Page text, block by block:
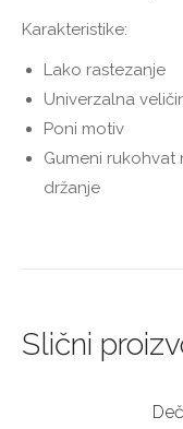
Karakteristike:
Lako rastezanje
Univerzalna
Poni motiv
Gumeni rukohvat
držanje
Slični